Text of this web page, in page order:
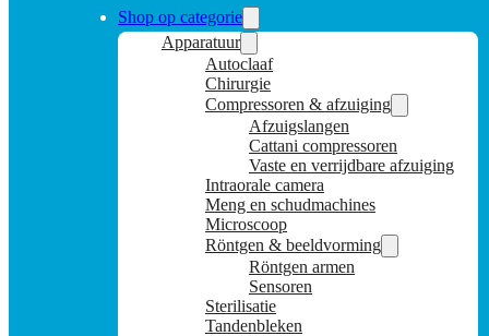
Shop op categorie
Apparatuur
Autoclaaf
Chirurgie
Compressoren & afzuiging
Afzuigslangen
Cattani compressoren
Vaste en verrijdbare afzuiging
Intraorale camera
Meng en schudmachines
Microscoop
Röntgen & beeldvorming
Röntgen armen
Sensoren
Sterilisatie
Tandenbleken